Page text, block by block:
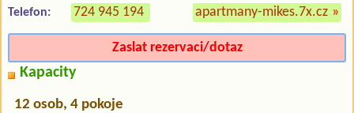
Telefon: 724 945 194 apartmany-mikes.7x.cz »
Zaslat rezervaci/dotaz
Kapacity
12 osob, 4 pokoje